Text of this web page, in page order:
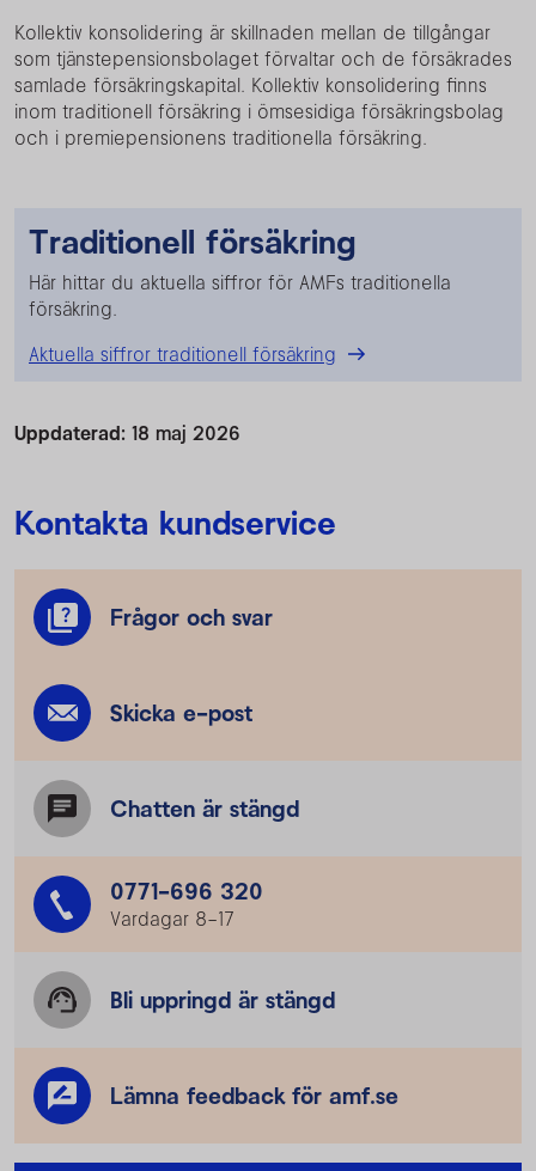
Kollektiv konsolidering är skillnaden mellan de tillgångar
som tjänstepensionsbolaget förvaltar och de försäkrades
samlade försäkringskapital. Kollektiv konsolidering finns
inom traditionell försäkring i ömsesidiga försäkringsbolag
och i premiepensionens traditionella försäkring.
Traditionell försäkring
Här hittar du aktuella siffror för AMFs traditionella
försäkring.
Aktuella siffror traditionell försäkring
Uppdaterad: 18 maj 2026
Kontakta kundservice
Frågor och svar
Skicka e-post
Chatten är stängd
0771-696 320
Vardagar 8–17
Bli uppringd är stängd
Lämna feedback för amf.se